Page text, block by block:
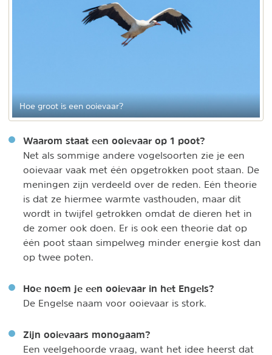
Hoe groot is een ooievaar?
Waarom staat een ooievaar op 1 poot?
Net als sommige andere vogelsoorten zie je een
ooievaar vaak met één opgetrokken poot staan. De
meningen zijn verdeeld over de reden. Eén theorie
is dat ze hiermee warmte vasthouden, maar dit
wordt in twijfel getrokken omdat de dieren het in
de zomer ook doen. Er is ook een theorie dat op
één poot staan simpelweg minder energie kost dan
op twee poten.
Hoe noem je een ooievaar in het Engels?
De Engelse naam voor ooievaar is stork.
Zijn ooievaars monogaam?
Een veelgehoorde vraag, want het idee heerst dat